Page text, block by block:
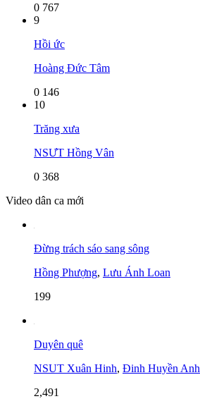
0 767
9
Hồi ức
Hoàng Đức Tâm
0 146
10
Trăng xưa
NSƯT Hồng Vân
0 368
Video dân ca mới
Đừng trách sáo sang sông
Hồng Phượng, Lưu Ánh Loan
199
Duyên quê
NSUT Xuân Hinh, Đinh Huyền Anh
2,491